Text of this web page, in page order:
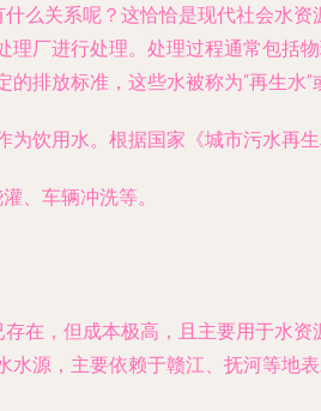
么关系呢？这恰恰是现代社会水
厂进行处理。处理过程通常包
排放标准，这些水被称为“再生水”或
饮用水。根据国家《城市污水再
、车辆冲洗等。
在，但成本极高，且主要用于水
源，主要依赖于赣江、抚河等地